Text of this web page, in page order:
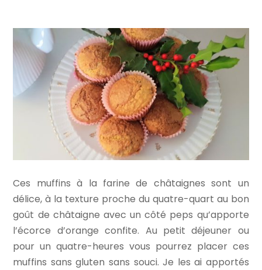
Ces muffins à la farine de châtaignes sont un
délice, à la texture proche du quatre-quart au bon
goût de châtaigne avec un côté peps qu’apporte
l’écorce d’orange confite. Au petit déjeuner ou
pour un quatre-heures vous pourrez placer ces
muffins sans gluten sans souci. Je les ai apportés